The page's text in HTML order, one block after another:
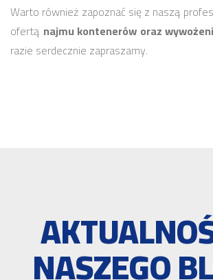
Warto również zapoznać się z naszą
ofertą najmu kontenerów oraz
razie serdecznie zapraszamy.
NASZEGO